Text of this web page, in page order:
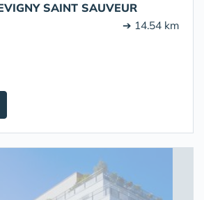
SAINT SAUVEUR
➔ 14.54 km